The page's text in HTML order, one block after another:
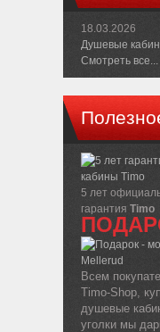
18.03.2026
Душевые
Смотреть все...
5 лет
гарантия Timo
Всем
Timo-Shop,
душевые
уголки мы